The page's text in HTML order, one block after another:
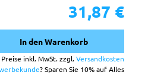
31,87 €
In den Warenkorb
inkl. MwSt. zzgl.Versandkosten
? Sparen Sie 10% auf Alles